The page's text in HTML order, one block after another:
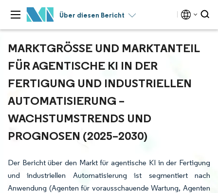
Über diesen Bericht
MARKTGRÖSSE UND MARKTANTEIL F
ÜR AGENTISCHE KI IN DER F
ERTIGUNG UND INDUSTRIELLEN A
UTOMATISIERUNG – W
ACHSTUMSTRENDS UND P
ROGNOSEN (2025–2030)
Der Bericht über den Markt für agentische KI in der Fertigung
und industriellen Automatisierung ist segmentiert nach
Anwendung (Agenten für vorausschauende Wartung, Agenten